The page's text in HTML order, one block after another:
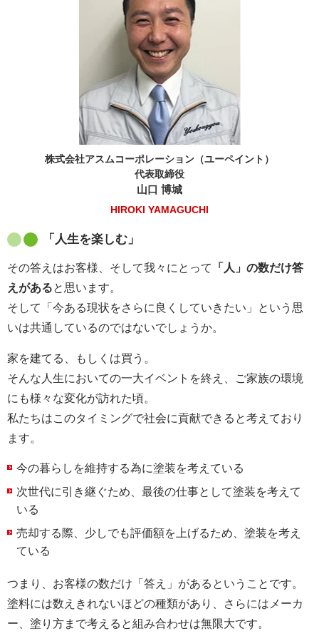
株式会社アスムコーポレーション（ユーペイント）
代表取締役
山口 博城
HIROKI YAMAGUCHI
「人生を楽しむ」
その答えはお客様、そして我々にとって
「人」の数だけ答
えがあると思います。
そして「今ある現状をさらに良くしていきたい」という思
いは共通しているのではないでしょうか。
家を建てる、もしくは買う。
そんな人生においての一大イベントを終え、ご家族の環境
にも様々な変化が訪れた頃。
私たちはこのタイミングで社会に貢献できると考えており
ます。
今の暮らしを維持する為に塗装を考えている
次世代に引き継ぐため、最後の仕事として塗装を考えて
いる
売却する際、少しでも評価額を上げるため、塗装を考え
ている
つまり、お客様の数だけ「答え」があるということです。
塗料には数えきれないほどの種類があり、さらにはメーカ
ー、塗り方まで考えると組み合わせは無限大です。